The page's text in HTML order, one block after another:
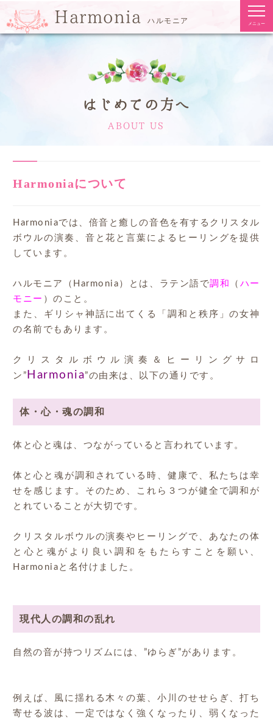
Harmonia ハルモニア メニュー
はじめての方へ
ABOUT US
Harmoniaについて
Harmoniaでは、倍音と癒しの音色を有するクリスタル
ボウルの演奏、音と花と言葉によるヒーリングを提供
しています。
ハルモニア（Harmonia）とは、ラテン語で調和 （ ハー
モニー ）のこと。
また、ギリシャ神話に出てくる「調和と秩序」の女神
の名前でもあります。
クリスタルボウル演奏＆ヒーリングサロ
ン” Harmonia”の由来は、以下の通りです。
体・心・魂の調和
体と心と魂は、つながっていると言われています。
体と心と魂が調和されている時、健康で、私たちは幸
せを感じます。そのため、これら３つが健全で調和が
とれていることが大切です。
クリスタルボウルの演奏やヒーリングで、あなたの体
と心と魂がより良い調和をもたらすことを願い、
Harmoniaと名付けました。
現代人の調和の乱れ
自然の音が持つリズムには、”ゆらぎ”があります。
例えば、風に揺れる木々の葉、小川のせせらぎ、打ち
寄せる波は、一定ではなく強くなったり、弱くなった